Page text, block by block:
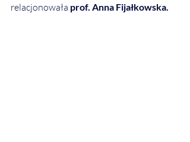
relacjonowała prof. Anna Fijałkowska.